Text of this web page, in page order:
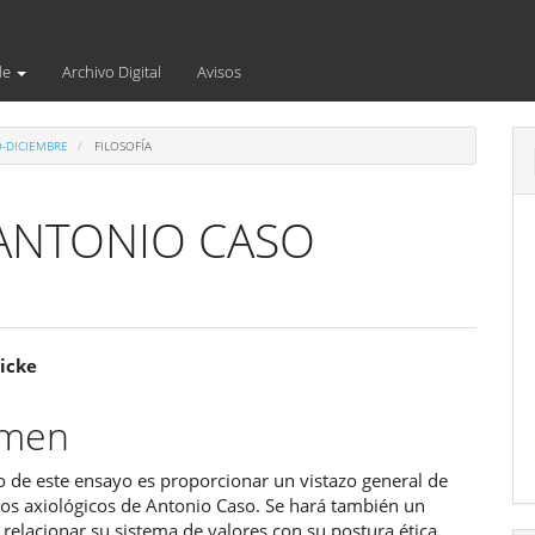
Archivo Digital Avisos
FILOSOFÍA
CASO
de este ensayo es proporcionar un vistazo general de
axiológicos de Antonio Caso. Se hará también un
su sistema de valores con su postura ética.